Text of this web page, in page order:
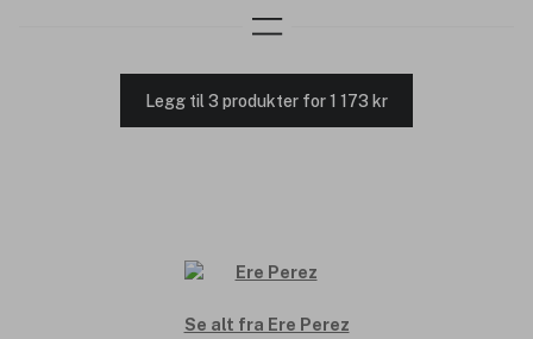
Legg til 3 produkter for 1 173 kr
Se alt fra Ere Perez